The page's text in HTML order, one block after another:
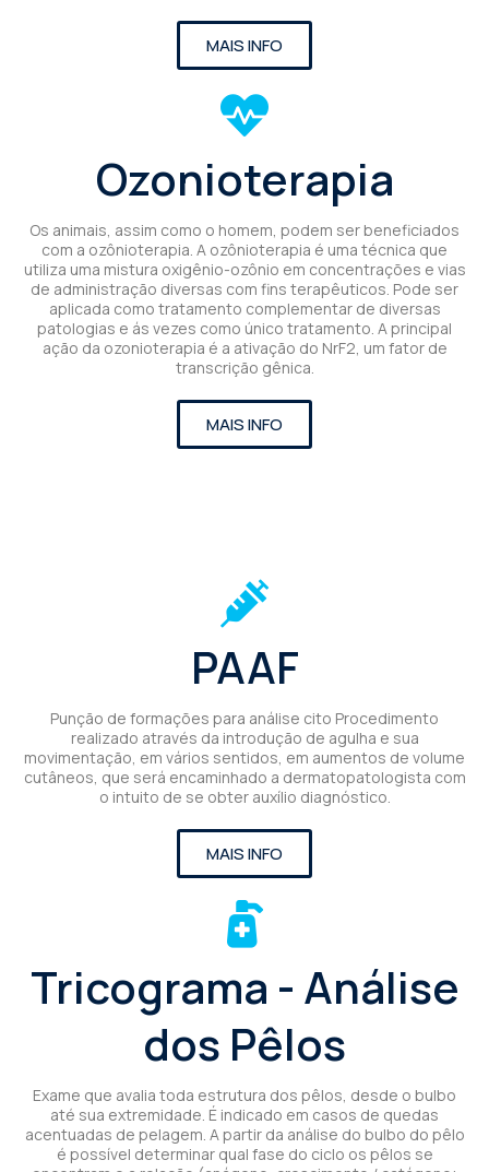
MAIS INFO
Ozonioterapia
Os animais, assim como o homem, podem ser beneficiados
com a ozônioterapia. A ozônioterapia é uma técnica que
utiliza uma mistura oxigênio-ozônio em concentrações e vias
de administração diversas com fins terapêuticos. Pode ser
aplicada como tratamento complementar de diversas
patologias e ás vezes como único tratamento. A principal
ação da ozonioterapia é a ativação do NrF2, um fator de
transcrição gênica.
MAIS INFO
PAAF
Punção de formações para análise cito Procedimento
realizado através da introdução de agulha e sua
movimentação, em vários sentidos, em aumentos de volume
cutâneos, que será encaminhado a dermatopatologista com
o intuito de se obter auxílio diagnóstico.
MAIS INFO
Tricograma - Análise
dos Pêlos
Exame que avalia toda estrutura dos pêlos, desde o bulbo
até sua extremidade. É indicado em casos de quedas
acentuadas de pelagem. A partir da análise do bulbo do pêlo
é possível determinar qual fase do ciclo os pêlos se